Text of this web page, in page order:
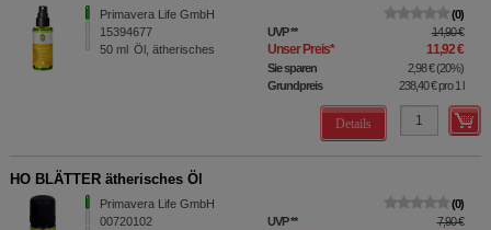
Primavera Life GmbH
15394677
50 ml Öl, ätherisches
0
UVP** 14,90 €
Unser Preis* 11,92 €
Sie sparen 2,98 €(20%)
Grundpreis
238,40 €pro 1 l
Details
HO BLÄTTER ätherisches Öl
Primavera Life GmbH
00720102
0
UVP** 7,90 €